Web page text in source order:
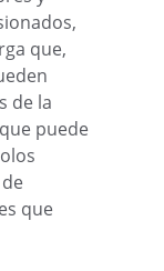
que,
de la
puede
que